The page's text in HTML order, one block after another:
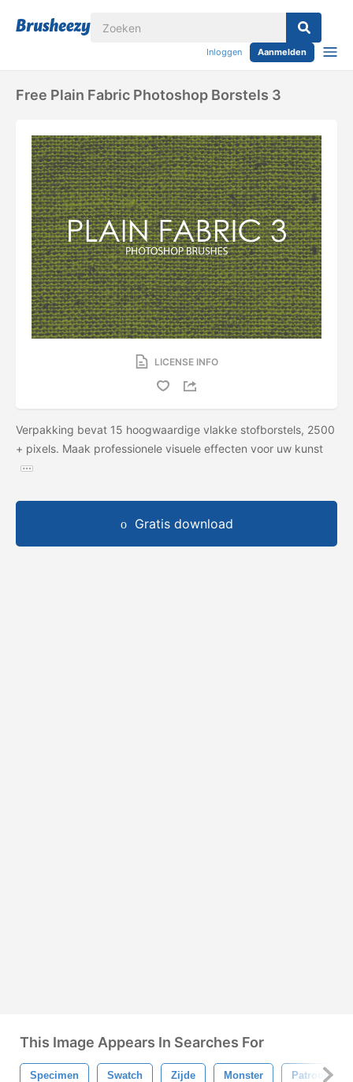
Inloggen Aanmelden
Free Plain Fabric Photoshop Borstels 3
LICENSE INFO
Verpakking bevat 15 hoogwaardige vlakke stofborstels, 2500
+ pixels. Maak professionele visuele effecten voor uw kunst
Gratis download
This Image Appears In Searches For
Specimen Swatch Zijde Monster Patroon